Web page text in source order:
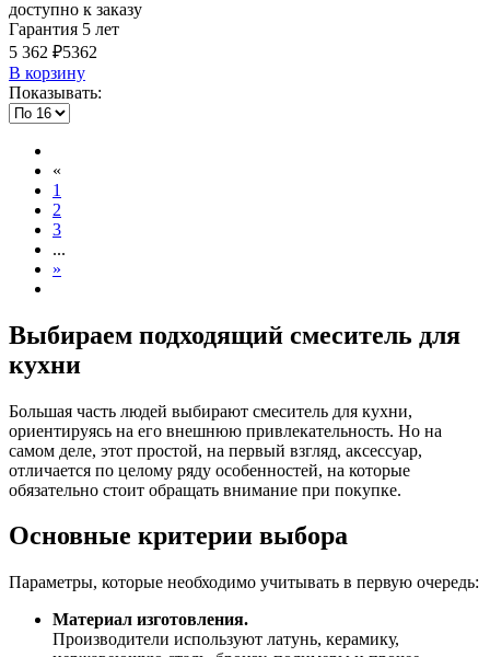
доступно к заказу
Гарантия 5 лет
5 362 ₽5362
В корзину
Показывать:
«
1
2
3
...
»
Выбираем подходящий смеситель для
кухни
Большая часть людей выбирают смеситель для кухни,
ориентируясь на его внешнюю привлекательность. Но на
самом деле, этот простой, на первый взгляд, аксессуар,
отличается по целому ряду особенностей, на которые
обязательно стоит обращать внимание при покупке.
Основные критерии выбора
Параметры, которые необходимо учитывать в первую очередь:
Материал изготовления.
Производители используют латунь, керамику,